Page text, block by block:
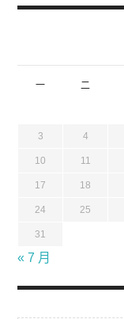
一 二
3 4
10 11
17 18
24 25
31
« 7 月